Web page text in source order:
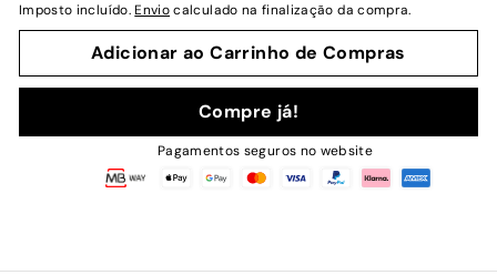
Imposto incluído.Enviocalculado na finalização da compra.
Adicionar ao Carrinho de Compras
Compre já!
Pagamentos seguros no website